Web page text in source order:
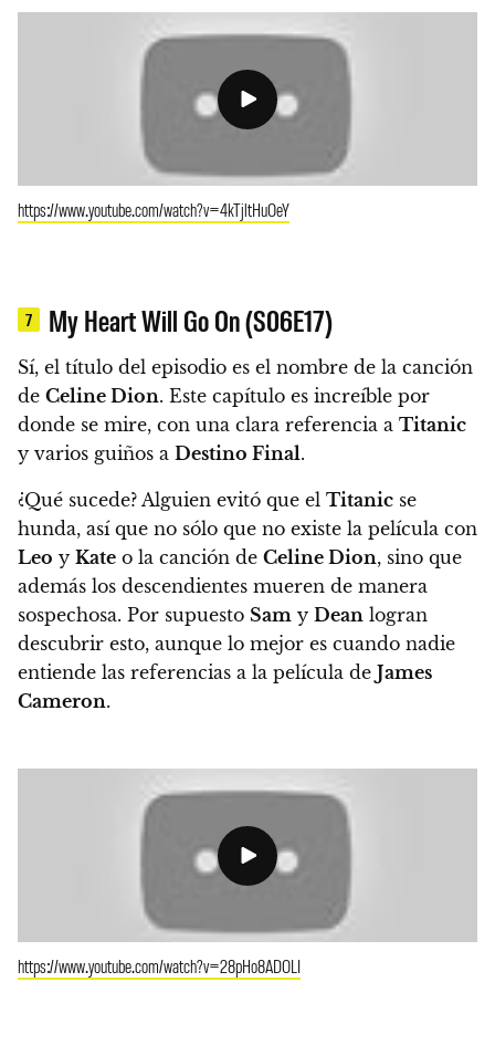
https://www.youtube.com/watch?v=4kTjltHuOeY
7 My Heart Will Go On (S06E17)
Sí, el título del episodio es el nombre de la canción
de Celine Dion. Este capítulo es increíble por
donde se mire, con una clara referencia a Titanic
y varios guiños a Destino Final.
¿Qué sucede? Alguien evitó que el Titanic se
hunda, así que no sólo que no existe la película con
Leo y Kate o la canción de Celine Dion, sino que
además los descendientes mueren de manera
sospechosa. Por supuesto Sam y Dean logran
descubrir esto, aunque lo mejor es cuando nadie
entiende las referencias a la película de James
Cameron.
https://www.youtube.com/watch?v=28pHo8ADOLI